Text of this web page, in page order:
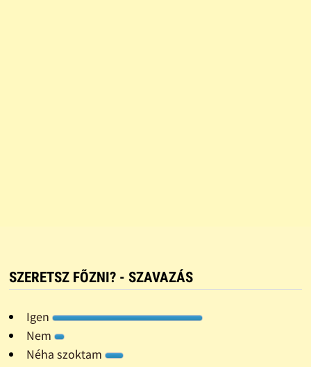
SZERETSZ FÕZNI? - SZAVAZÁS
Igen
Nem
Néha szoktam